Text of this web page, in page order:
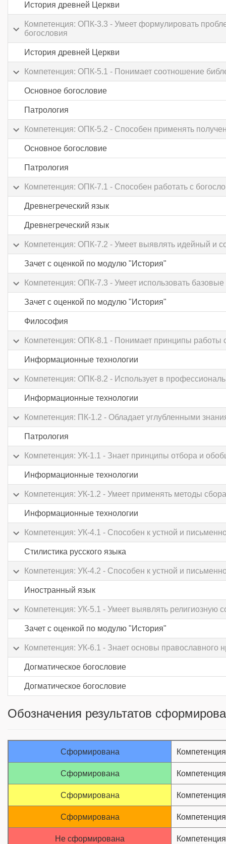
История древней Церкви
Компетенция: ОПК-3.3 - Умеет формулировать
богословия
История древней Церкви
Компетенция: ОПК-5.1 - Понимает соотношение
Основное богословие
Патрология
Компетенция: ОПК-5.2 - Способен применять
Основное богословие
Патрология
Компетенция: ОПК-7.1 - Способен работать с
Древнегреческий язык
Древнегреческий язык
Компетенция: ОПК-7.2 - Умеет выявлять идейный и
Зачет с оценкой по модулю "История"
Компетенция: ОПК-7.3 - Умеет использовать
Зачет с оценкой по модулю "История"
Философия
Компетенция: ОПК-8.1 - Понимает принципы работы
Информационные технологии
Компетенция: ОПК-8.2 - Использует в
Информационные технологии
Компетенция: ПК-1.2 - Обладает углубленными
Патрология
Компетенция: УК-1.1 - Знает принципы отбора и
Информационные технологии
Компетенция: УК-1.2 - Умеет применять методы
Информационные технологии
Компетенция: УК-4.1 - Способен к устной и
Стилистика русского языка
Компетенция: УК-4.2 - Способен к устной и
Иностранный язык
Компетенция: УК-5.1 - Умеет выявлять религиозную
Зачет с оценкой по модулю "История"
Компетенция: УК-6.1 - Знает основы православного
Догматическое богословие
Догматическое богословие
Обозначения результатов
Сформирована
Сформирована
Сформирована
Сформирована
Не сформирована